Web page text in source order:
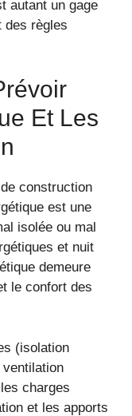
autant un gage
des règles
Et Les
construction
est une
isolée ou mal
et nuit
demeure
le confort des
(isolation
charges
et les apports